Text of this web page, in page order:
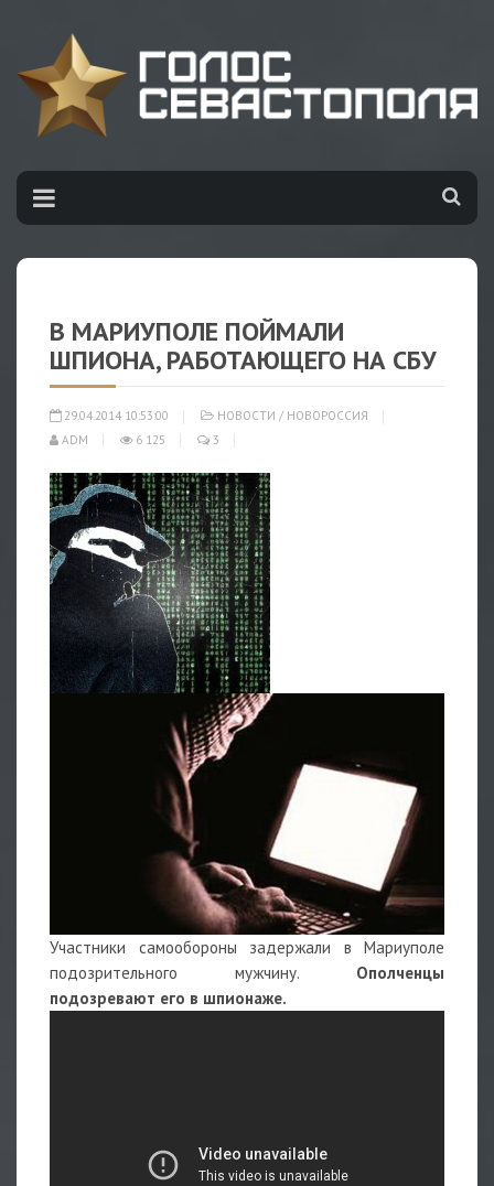
В МАРИУПОЛЕ ПОЙМАЛИ
ШПИОНА, РАБОТАЮЩЕГО НА СБУ
29.04.2014 10:53:00 НОВОСТИ / НОВОРОССИЯ
ADM
6 125 3
Участники самообороны задержали в Мариуполе
подозрительного мужчину. Ополченцы
подозревают его в шпионаже.